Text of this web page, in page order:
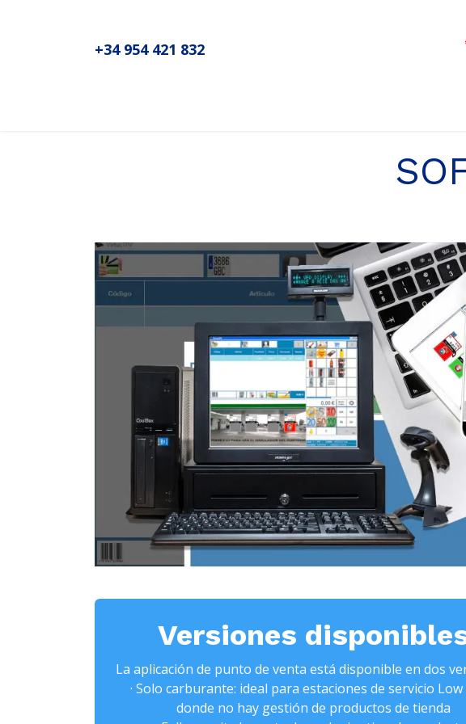
+34 954 421 832
Versiones
La aplicación de punto de venta está disponible en dos
· Solo carburante: ideal para estaciones de servicio Low
donde no hay gestión de productos de tienda